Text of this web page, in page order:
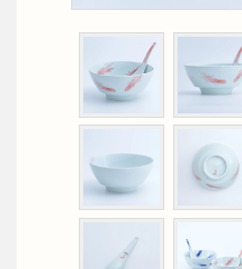
マグカップ
そば猪口
丸型
楕円型
ボウル
皿型